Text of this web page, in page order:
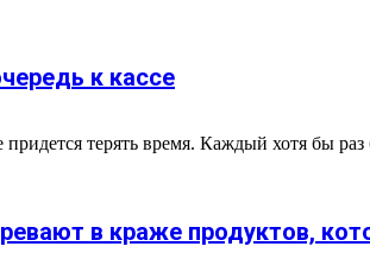
к кассе
терять время. Каждый хотя бы
в краже продуктов,